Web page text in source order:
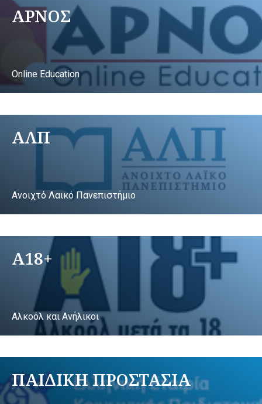
ΑΡΝΟΣ
Online Education
ΑΛΠ
Ανοιχτό Λαικό Πανεπιστήμιο
A18+
Αλκοόλ και Ανήλικοι
ΠΑΙΔΙΚΗ ΠΡΟΣΤΑΣΙΑ